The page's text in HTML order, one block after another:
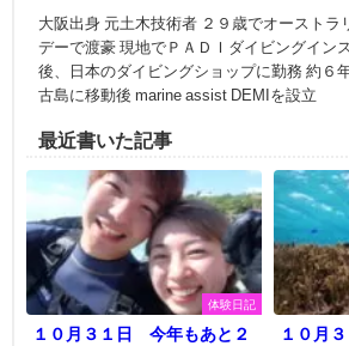
大阪出身 元土木技術者 ２９歳でオーストラ
デーで渡豪 現地でＰＡＤＩダイビングイン
後、日本のダイビングショップに勤務 約６
古島に移動後 marine assist DEMIを設立
最近書いた記事
体験日記
１０月３１日 今年もあと２
１０月